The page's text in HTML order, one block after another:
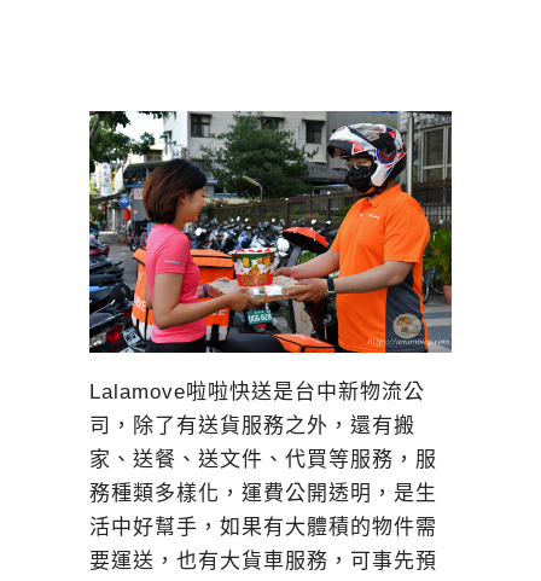
Lalamove啦啦快送是台中新物流公
司，除了有送貨服務之外，還有搬
家、送餐、送文件、代買等服務，服
務種類多樣化，運費公開透明，是生
活中好幫手，如果有大體積的物件需
要運送，也有大貨車服務，可事先預